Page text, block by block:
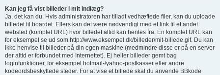
Kan jeg få vist billeder i mit indlæg?
Ja, det kan du. Hvis administratoren har tilladt vedhæftede filer, kan du uploade
billedet til boardet. Ellers kan det være nødvendigt med et link til et andet
websted (komplet URL) hvor billedet altid kan hentes fra. En komplet URL kan
for eksempel se ud som http://www.eksempel.dk/billeder/mit-billede.gif. Du kan
ikke henvise til billeder på din egen maskine (medmindre disse er på en server
der altid er forbundet med Internettet). Ej heller billeder gemt bag
loginfunktioner, for eksempel hotmail-/yahoo-postkasser eller andre
kodeordsbeskyttede steder. For at vise et billede skal du anvende BBkode